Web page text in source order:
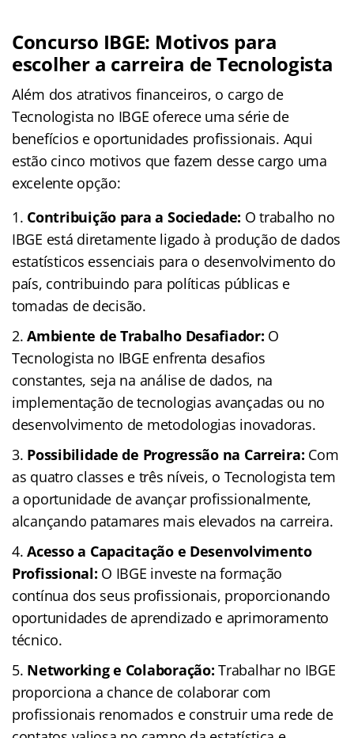
Concurso IBGE: Motivos para
escolher a carreira de Tecnologista
Além dos atrativos financeiros, o cargo de
Tecnologista no IBGE oferece uma série de
benefícios e oportunidades profissionais. Aqui
estão cinco motivos que fazem desse cargo uma
excelente opção:
Contribuição para a Sociedade: O trabalho no
IBGE está diretamente ligado à produção de dados
estatísticos essenciais para o desenvolvimento do
país, contribuindo para políticas públicas e
tomadas de decisão.
Ambiente de Trabalho Desafiador: O
Tecnologista no IBGE enfrenta desafios
constantes, seja na análise de dados, na
implementação de tecnologias avançadas ou no
desenvolvimento de metodologias inovadoras.
Possibilidade de Progressão na Carreira: Com
as quatro classes e três níveis, o Tecnologista tem
a oportunidade de avançar profissionalmente,
alcançando patamares mais elevados na carreira.
Acesso a Capacitação e Desenvolvimento
Profissional: O IBGE investe na formação
contínua dos seus profissionais, proporcionando
oportunidades de aprendizado e aprimoramento
técnico.
Networking e Colaboração: Trabalhar no IBGE
proporciona a chance de colaborar com
profissionais renomados e construir uma rede de